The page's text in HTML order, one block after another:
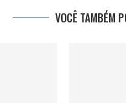
VOCÊ TAMBÉM